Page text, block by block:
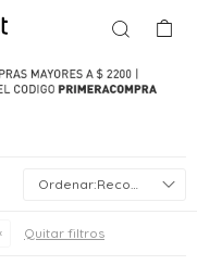
Recomendados
Quitar filtros